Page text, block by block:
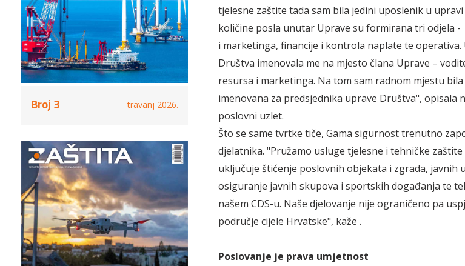
Broj 3 travanj 2026.
tjelesne zaštite tada sam bila jedini uposlenik u
količine posla unutar Uprave su formirana tri odjela
i marketinga, financije i kontrola naplate te operativa.
Društva imenovala me na mjesto člana Uprave –
resursa i marketinga. Na tom sam radnom mjestu
imenovana za predsjednika uprave Društva", opisala
poslovni uzlet.
Što se same tvrtke tiče, Gama sigurnost trenutno
djelatnika. "Pružamo usluge tjelesne i tehničke
uključuje štićenje poslovnih objekata i zgrada, javnih
osiguranje javnih skupova i sportskih događanja te
našem CDS-u. Naše djelovanje nije ograničeno pa
područje cijele Hrvatske", kaže .
Poslovanje je prava umjetnost